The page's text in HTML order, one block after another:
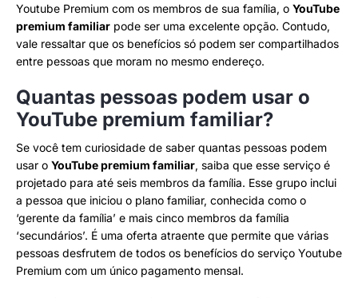
Youtube Premium com os membros de sua família, o YouTube
premium familiar pode ser uma excelente opção. Contudo,
vale ressaltar que os benefícios só podem ser compartilhados
entre pessoas que moram no mesmo endereço.
Quantas pessoas podem usar o
YouTube premium familiar?
Se você tem curiosidade de saber quantas pessoas podem
usar o YouTube premium familiar, saiba que esse serviço é
projetado para até seis membros da família. Esse grupo inclui
a pessoa que iniciou o plano familiar, conhecida como o
‘gerente da família’ e mais cinco membros da família
‘secundários’. É uma oferta atraente que permite que várias
pessoas desfrutem de todos os benefícios do serviço Youtube
Premium com um único pagamento mensal.